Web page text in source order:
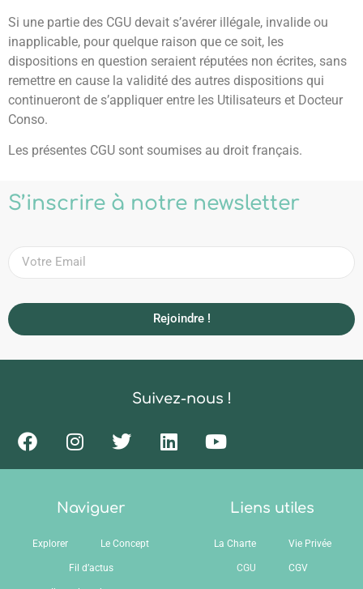
Si une partie des CGU devait s’avérer illégale, invalide ou
inapplicable, pour quelque raison que ce soit, les
dispositions en question seraient réputées non écrites, sans
remettre en cause la validité des autres dispositions qui
continueront de s’appliquer entre les Utilisateurs et Docteur
Conso.
Les présentes CGU sont soumises au droit français.
S’inscrire à notre newsletter
Rejoindre !
Suivez-nous !
Naviguer
Explorer Le Concept
Fil d’actus
Liens utiles
La Charte Vie Privée
CGU CGV